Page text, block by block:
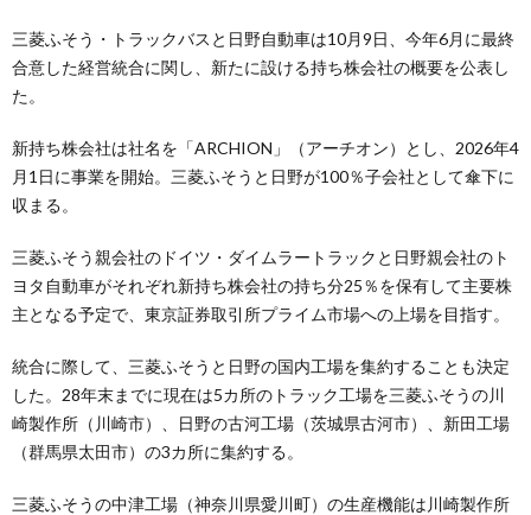
三菱ふそう・トラックバスと日野自動車は10月9日、今年6月に最終
合意した経営統合に関し、新たに設ける持ち株会社の概要を公表し
た。
新持ち株会社は社名を「ARCHION」（アーチオン）とし、2026年4
月1日に事業を開始。三菱ふそうと日野が100％子会社として傘下に
収まる。
三菱ふそう親会社のドイツ・ダイムラートラックと日野親会社のト
ヨタ自動車がそれぞれ新持ち株会社の持ち分25％を保有して主要株
主となる予定で、東京証券取引所プライム市場への上場を目指す。
統合に際して、三菱ふそうと日野の国内工場を集約することも決定
した。28年末までに現在は5カ所のトラック工場を三菱ふそうの川
崎製作所（川崎市）、日野の古河工場（茨城県古河市）、新田工場
（群馬県太田市）の3カ所に集約する。
三菱ふそうの中津工場（神奈川県愛川町）の生産機能は川崎製作所